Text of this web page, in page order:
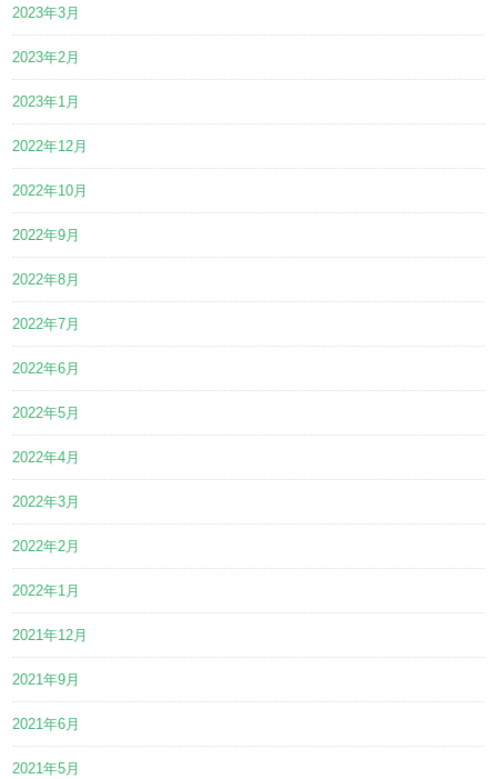
2023年3月
2023年2月
2023年1月
2022年12月
2022年10月
2022年9月
2022年8月
2022年7月
2022年6月
2022年5月
2022年4月
2022年3月
2022年2月
2022年1月
2021年12月
2021年9月
2021年6月
2021年5月